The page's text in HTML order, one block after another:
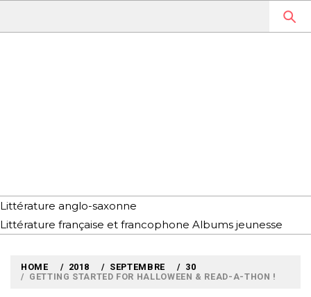
Littérature anglo-saxonne
Littérature française et francophone Albums jeunesse
HOME 2018 SEPTEMBRE
30
GETTING STARTED FOR HALLOWEEN & READ-A-THON !